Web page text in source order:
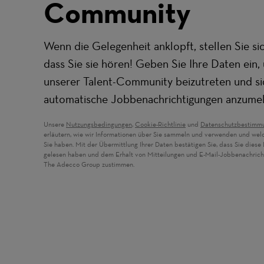
Community
Wenn die Gelegenheit anklopft, stellen Sie
dass Sie sie hören! Geben Sie Ihre Daten ein,
unserer Talent-Community beizutreten und
automatische Jobbenachrichtigungen
Unsere Nutzungsbedingungen, Cookie-Richtlinie und
erläutern, wie wir Informationen über Sie sammeln und verwenden und
Sie haben. Mit der Übermittlung Ihrer Daten bestätigen Sie, dass Sie diese
gelesen haben und dem Erhalt von Mitteilungen und E-Mail-
The Adecco Group zustimmen.